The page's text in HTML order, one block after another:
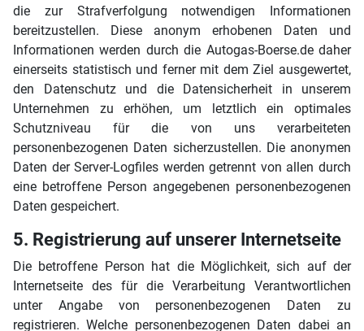
die zur Strafverfolgung notwendigen Informationen
bereitzustellen. Diese anonym erhobenen Daten und
Informationen werden durch die Autogas-Boerse.de daher
einerseits statistisch und ferner mit dem Ziel ausgewertet,
den Datenschutz und die Datensicherheit in unserem
Unternehmen zu erhöhen, um letztlich ein optimales
Schutzniveau für die von uns verarbeiteten
personenbezogenen Daten sicherzustellen. Die anonymen
Daten der Server-Logfiles werden getrennt von allen durch
eine betroffene Person angegebenen personenbezogenen
Daten gespeichert.
5. Registrierung auf unserer Internetseite
Die betroffene Person hat die Möglichkeit, sich auf der
Internetseite des für die Verarbeitung Verantwortlichen
unter Angabe von personenbezogenen Daten zu
registrieren. Welche personenbezogenen Daten dabei an